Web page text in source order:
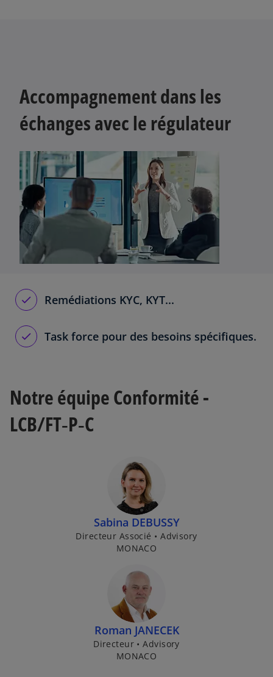
Accompagnement dans les
échanges avec le régulateur
Remédiations KYC, KYT...
Task force pour des besoins spécifiques.
Notre équipe Conformité -
LCB/FT‑P‑C
Sabina DEBUSSY
Directeur Associé • Advisory
MONACO
Roman JANECEK
Directeur • Advisory
MONACO